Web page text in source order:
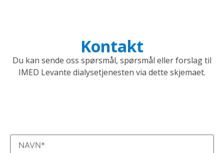
Kontakt
Du kan sende oss spørsmål, spørsmål eller forslag til
IMED Levante dialysetjenesten via dette skjemaet.